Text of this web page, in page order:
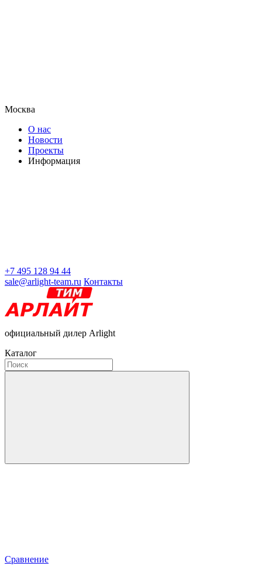
Москва
О нас
Новости
Проекты
Информация
+7 495 128 94 44
sale@arlight-team.ru Контакты
официальный дилер Arlight
Каталог
Сравнение